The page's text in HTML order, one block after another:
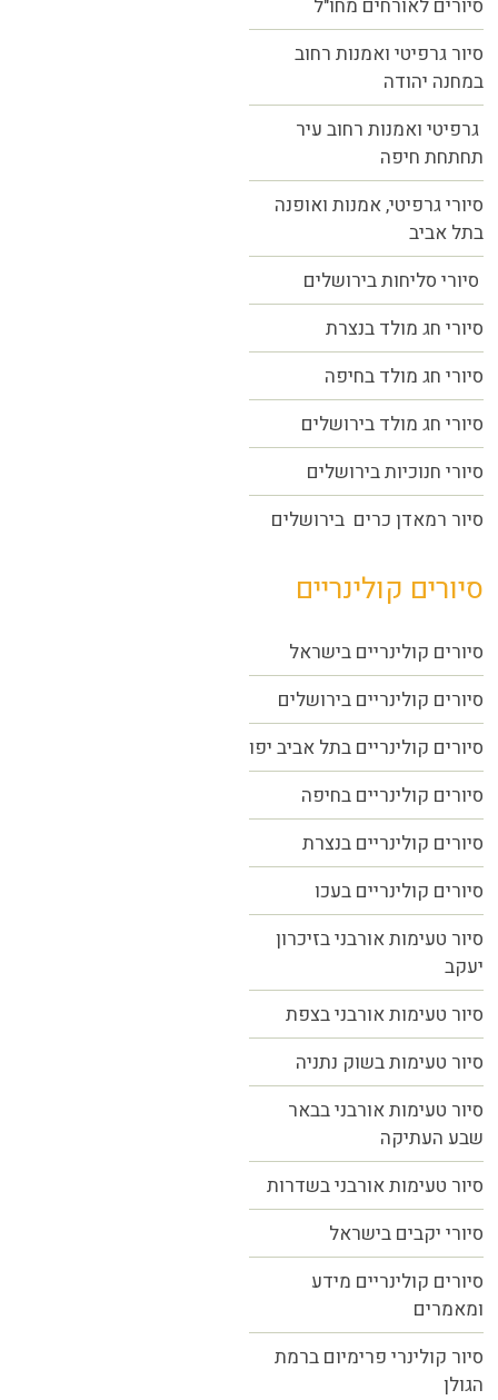
סיורים לאורחים מחו"ל
סיור גרפיטי ואמנות רחוב
במחנה יהודה
גרפיטי ואמנות רחוב עיר
תחתחת חיפה
סיורי גרפיטי, אמנות ואופנה
בתל אביב
סיורי סליחות בירושלים
סיורי חג מולד בנצרת
סיורי חג מולד בחיפה
סיורי חג מולד בירושלים
סיורי חנוכיות בירושלים
סיור רמאדן כרים בירושלים
סיורים קולינריים
סיורים קולינריים בישראל
סיורים קולינריים בירושלים
סיורים קולינריים בתל אביב יפו
סיורים קולינריים בחיפה
סיורים קולינריים בנצרת
סיורים קולינריים בעכו
סיור טעימות אורבני בזיכרון
יעקב
סיור טעימות אורבני בצפת
סיור טעימות בשוק נתניה
סיור טעימות אורבני בבאר
שבע העתיקה
סיור טעימות אורבני בשדרות
סיורי יקבים בישראל
סיורים קולינריים מידע
ומאמרים
סיור קולינרי פרימיום ברמת
הגולן